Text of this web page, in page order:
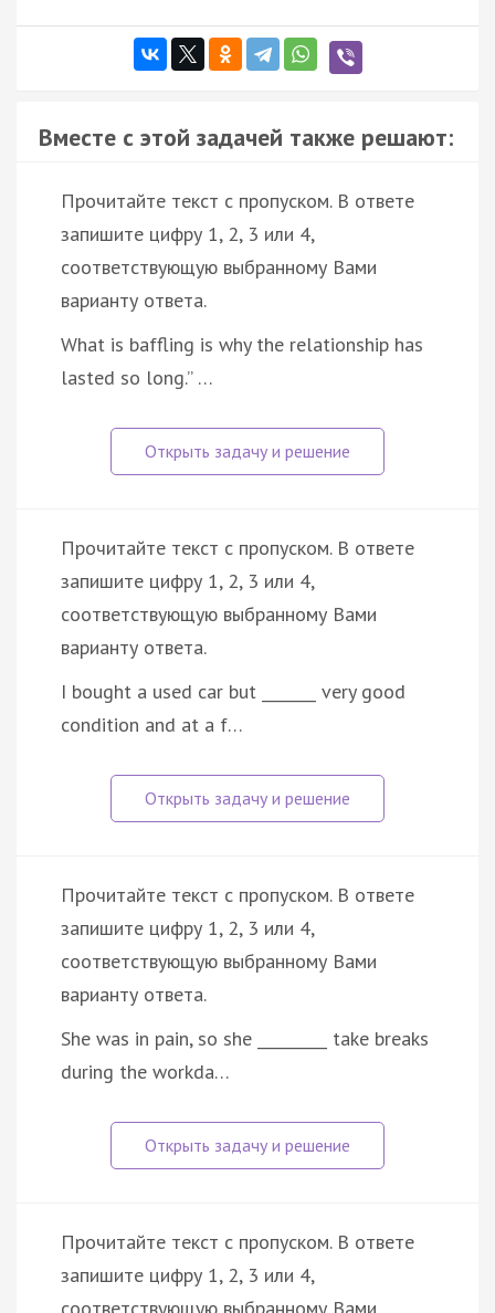
Вместе с этой задачей также решают:
Прочитайте текст с пропуском. В ответе
запишите цифру 1, 2, 3 или 4,
соответствующую выбранному Вами
варианту ответа.
What is baffling is why the relationship has
lasted so long.” …
Прочитайте текст с пропуском. В ответе
запишите цифру 1, 2, 3 или 4,
соответствующую выбранному Вами
варианту ответа.
I bought a used car but _______ very good
condition and at a f…
Прочитайте текст с пропуском. В ответе
запишите цифру 1, 2, 3 или 4,
соответствующую выбранному Вами
варианту ответа.
She was in pain, so she _________ take breaks
during the workda…
Прочитайте текст с пропуском. В ответе
запишите цифру 1, 2, 3 или 4,
соответствующую выбранному Вами